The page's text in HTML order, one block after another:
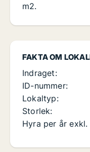
FAKTA OM
Indraget:
ID-nummer:
Lokaltyp:
Storlek:
Hyra per år
m2.